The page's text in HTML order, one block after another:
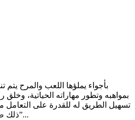
بأجواء يملؤها اللعب والمرح يتم
بمواهبه وتطور مهاراته الحياتية،
تسهيل الطريق له للقدرة على التعامل
ذلك ضمن دورة “منهجية افلاطون”...